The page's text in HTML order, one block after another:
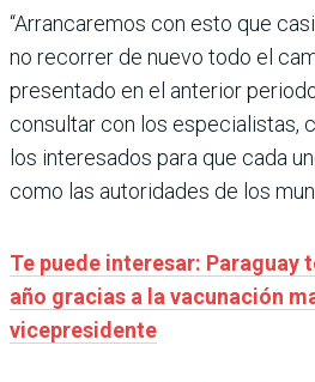
“Arrancaremos con esto que
no recorrer de nuevo todo el
presentado en el anterior
consultar con los especialistas,
los interesados para que cada
como las autoridades de los
Te puede interesar: Paraguay
año gracias a la vacunación
vicepresidente